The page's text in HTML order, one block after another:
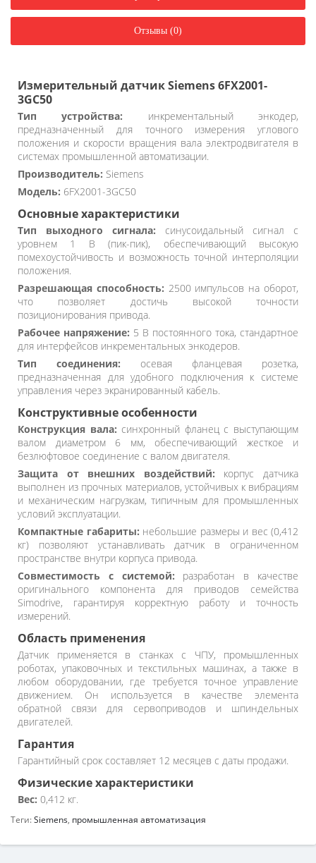
Отзывы (0)
Измерительный датчик Siemens 6FX2001-
3GC50
Тип устройства: инкрементальный энкодер,
предназначенный для точного измерения углового
положения и скорости вращения вала электродвигателя в
системах промышленной автоматизации.
Производитель: Siemens
Модель: 6FX2001-3GC50
Основные характеристики
Тип выходного сигнала: синусоидальный сигнал с
уровнем 1 В (пик-пик), обеспечивающий высокую
помехоустойчивость и возможность точной интерполяции
положения.
Разрешающая способность: 2500 импульсов на оборот,
что позволяет достичь высокой точности
позиционирования привода.
Рабочее напряжение: 5 В постоянного тока, стандартное
для интерфейсов инкрементальных энкодеров.
Тип соединения: осевая фланцевая розетка,
предназначенная для удобного подключения к системе
управления через экранированный кабель.
Конструктивные особенности
Конструкция вала: синхронный фланец с выступающим
валом диаметром 6 мм, обеспечивающий жесткое и
безлюфтовое соединение с валом двигателя.
Защита от внешних воздействий: корпус датчика
выполнен из прочных материалов, устойчивых к вибрациям
и механическим нагрузкам, типичным для промышленных
условий эксплуатации.
Компактные габариты: небольшие размеры и вес (0,412
кг) позволяют устанавливать датчик в ограниченном
пространстве внутри корпуса привода.
Совместимость с системой: разработан в качестве
оригинального компонента для приводов семейства
Simodrive, гарантируя корректную работу и точность
измерений.
Область применения
Датчик применяется в станках с ЧПУ, промышленных
роботах, упаковочных и текстильных машинах, а также в
любом оборудовании, где требуется точное управление
движением. Он используется в качестве элемента
обратной связи для сервоприводов и шпиндельных
двигателей.
Гарантия
Гарантийный срок составляет 12 месяцев с даты продажи.
Физические характеристики
Вес: 0,412 кг.
Теги:Siemens, промышленная автоматизация